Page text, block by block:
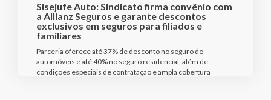
Sisejufe Auto: Sindicato firma convênio com
a Allianz Seguros e garante descontos
exclusivos em seguros para filiados e
familiares
Parceria oferece até 37% de desconto no seguro de
automóveis e até 40% no seguro residencial, além de
condições especiais de contratação e ampla cobertura